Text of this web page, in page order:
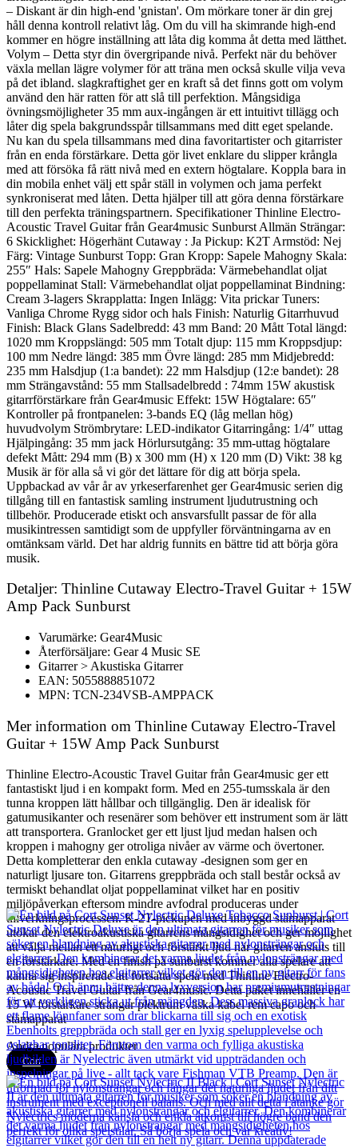
– Diskant är din high-end 'gnistan'. Om mörkare toner är din grej
håll denna kontroll relativt låg. Om du vill ha skimrande high-end
kommer en högre inställning att låta dig komma åt detta med lätthet.
Volym – Detta styr din övergripande nivå. Perfekt när du behöver
växla mellan lägre volymer för att träna men också skulle vilja veva
på det ibland. slagkraftighet ger en kraft så det finns gott om volym
använd den här ratten för att slå till perfektion. Mångsidiga
övningsmöjligheter 35 mm aux-ingången är ett intuitivt tillägg och
låter dig spela bakgrundsspår tillsammans med ditt eget spelande.
Nu kan du spela tillsammans med dina favoritartister och gitarrister
från en enda förstärkare. Detta gör livet enklare du slipper krångla
med att försöka få rätt nivå med en extern högtalare. Koppla bara in
din mobila enhet välj ett spår ställ in volymen och jama perfekt
synkroniserat med låten. Detta hjälper till att göra denna förstärkare
till den perfekta träningspartnern. Specifikationer Thinline Electro-
Acoustic Travel Guitar från Gear4music Sunburst Allmän Strängar:
6 Skicklighet: Högerhänt Cutaway : Ja Pickup: K2T Armstöd: Nej
Färg: Vintage Sunburst Topp: Gran Kropp: Sapele Mahogny Skala:
255″ Hals: Sapele Mahogny Greppbräda: Värmebehandlat oljat
poppellaminat Stall: Värmebehandlat oljat poppellaminat Bindning:
Cream 3-lagers Skrapplatta: Ingen Inlägg: Vita prickar Tuners:
Vanliga Chrome Rygg sidor och hals Finish: Naturlig Gitarrhuvud
Finish: Black Glans Sadelbredd: 43 mm Band: 20 Mått Total längd:
1020 mm Kroppslängd: 505 mm Totalt djup: 115 mm Kroppsdjup:
100 mm Nedre längd: 385 mm Övre längd: 285 mm Midjebredd:
235 mm Halsdjup (1:a bandet): 22 mm Halsdjup (12:e bandet): 28
mm Strängavstånd: 55 mm Stallsadelbredd : 74mm 15W akustisk
gitarrförstärkare från Gear4music Effekt: 15W Högtalare: 65″
Kontroller på frontpanelen: 3-bands EQ (låg mellan hög)
huvudvolym Strömbrytare: LED-indikator Gitarringång: 1/4″ uttag
Hjälpingång: 35 mm jack Hörlursutgång: 35 mm-uttag högtalare
defekt Mått: 294 mm (B) x 300 mm (H) x 120 mm (D) Vikt: 38 kg
Musik är för alla så vi gör det lättare för dig att börja spela.
Uppbackad av vår år av yrkeserfarenhet ger Gear4music serien dig
tillgång till en fantastisk samling instrument ljudutrustning och
tillbehör. Producerade etiskt och ansvarsfullt passar de för alla
musikintressen samtidigt som de uppfyller förväntningarna av en
omtänksam värld. Det har aldrig funnits en bättre tid att börja göra
musik.
Detaljer: Thinline Cutaway Electro-Travel Guitar + 15W
Amp Pack Sunburst
Varumärke: Gear4Music
Återförsäljare: Gear 4 Music SE
Gitarrer > Akustiska Gitarrer
EAN: 5055888851072
MPN: TCN-234VSB-AMPPACK
Mer information om Thinline Cutaway Electro-Travel
Guitar + 15W Amp Pack Sunburst
Thinline Electro-Acoustic Travel Guitar från Gear4music ger ett
fantastiskt ljud i en kompakt form. Med en 255-tumsskala är den
tunna kroppen lätt hållbar och tillgänglig. Den är idealisk för
gatumusikanter och resenärer som behöver ett instrument som är lätt
att transportera. Granlocket ger ett ljust ljud medan halsen och
kroppen i mahogny ger otroliga nivåer av värme och övertoner.
Detta kompletterar den enkla cutaway -designen som ger en
naturligt ljusare ton. Gitarrens greppbräda och stall består också av
termiskt behandlat oljat poppellaminat vilket har en positiv
miljöpåverkan eftersom mindre avfodral produceras under
tillverkningsprocessen. K-2T-pickupen med inbyggd stämapparat
utökar den elektroakustiska gitarrens mångsidighet och ger möjlighet
att välja mellan ett naturligt och förstärkt ljud när gitarren ansluts till
en förstärkare. Med en finish på sunburst kommer alla spelare att
känna sig inspirerade att fortsätta spela med Thinline Electro-
Acoustic Travel Guitar från Gear4music. Detta paket innehåller en
15 W förstärkare strängar plektrum väska kabel rem capo och
stämapparat
Andra populära produkter
Cort